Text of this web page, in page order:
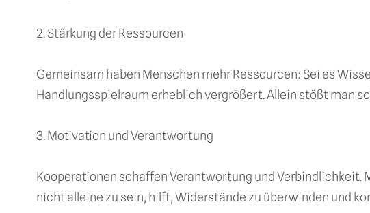
2. Stärkung der Ressourcen
Gemeinsam haben Menschen mehr Ressourcen: Sei es
Handlungsspielraum erheblich vergrößert. Allein stößt man
3. Motivation und Verantwortung
Kooperationen schaffen Verantwortung und Verbindlichkeit.
nicht alleine zu sein, hilft, Widerstände zu überwinden und